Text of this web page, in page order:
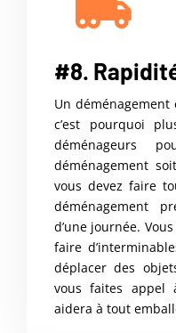
#8.
Un
c’est pourquoi
déménageurs
déménagement
vous devez faire
déménagement
d’une journée.
faire
déplacer des
vous faites appel
aidera à tout